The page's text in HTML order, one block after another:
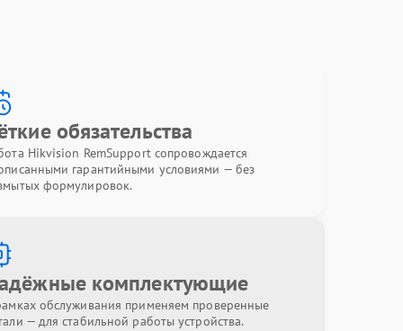
обязательства
Hikvision RemSupport сопровождается
гарантийными условиями — без
формулировок.
комплектующие
обслуживания применяем проверенные
— для стабильной работы устройства.